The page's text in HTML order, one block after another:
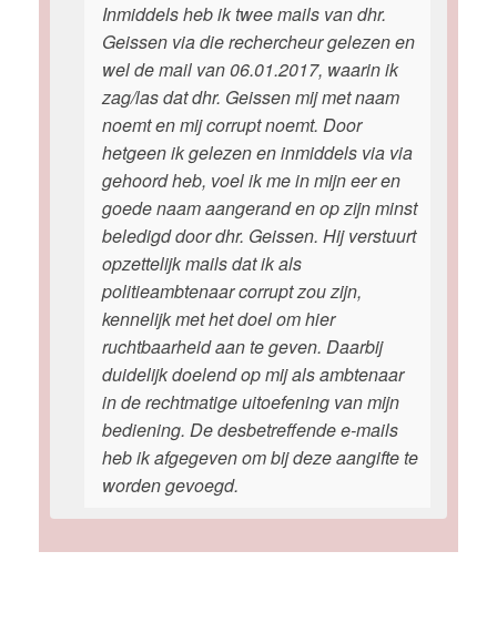
Inmiddels heb ik twee mails van dhr.
Geissen via die rechercheur gelezen en
wel de mail van 06.01.2017, waarin ik
zag/las dat dhr. Geissen mij met naam
noemt en mij corrupt noemt. Door
hetgeen ik gelezen en inmiddels via via
gehoord heb, voel ik me in mijn eer en
goede naam aangerand en op zijn minst
beledigd door dhr. Geissen. Hij verstuurt
opzettelijk mails dat ik als
politieambtenaar corrupt zou zijn,
kennelijk met het doel om hier
ruchtbaarheid aan te geven. Daarbij
duidelijk doelend op mij als ambtenaar
in de rechtmatige uitoefening van mijn
bediening. De desbetreffende e-mails
heb ik afgegeven om bij deze aangifte te
worden gevoegd.